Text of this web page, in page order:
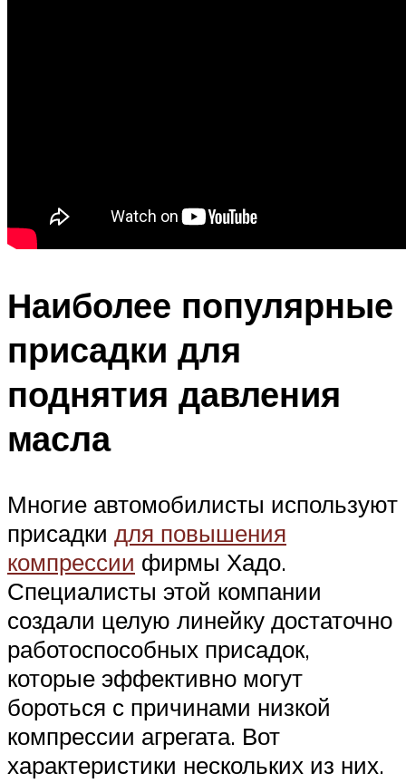
Наиболее популярные
присадки для
поднятия давления
масла
Многие автомобилисты используют
присадки для повышения
компрессии фирмы Хадо.
Специалисты этой компании
создали целую линейку достаточно
работоспособных присадок,
которые эффективно могут
бороться с причинами низкой
компрессии агрегата. Вот
характеристики нескольких из них.